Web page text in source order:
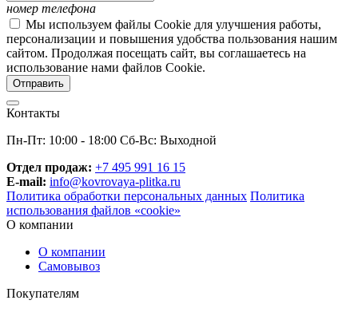
номер телефона
Мы используем файлы Cookie для улучшения работы,
персонализации и повышения удобства пользования нашим
сайтом. Продолжая посещать сайт, вы соглашаетесь на
использование нами файлов Cookie.
Контакты
Пн-Пт: 10:00 - 18:00 Сб-Вс: Выходной
Отдел продаж: +7 495 991 16 15
E-mail: info@kovrovaya-plitka.ru
Политика обработки персональных данных Политика
использования файлов «cookie»
О компании
О компании
Самовывоз
Покупателям